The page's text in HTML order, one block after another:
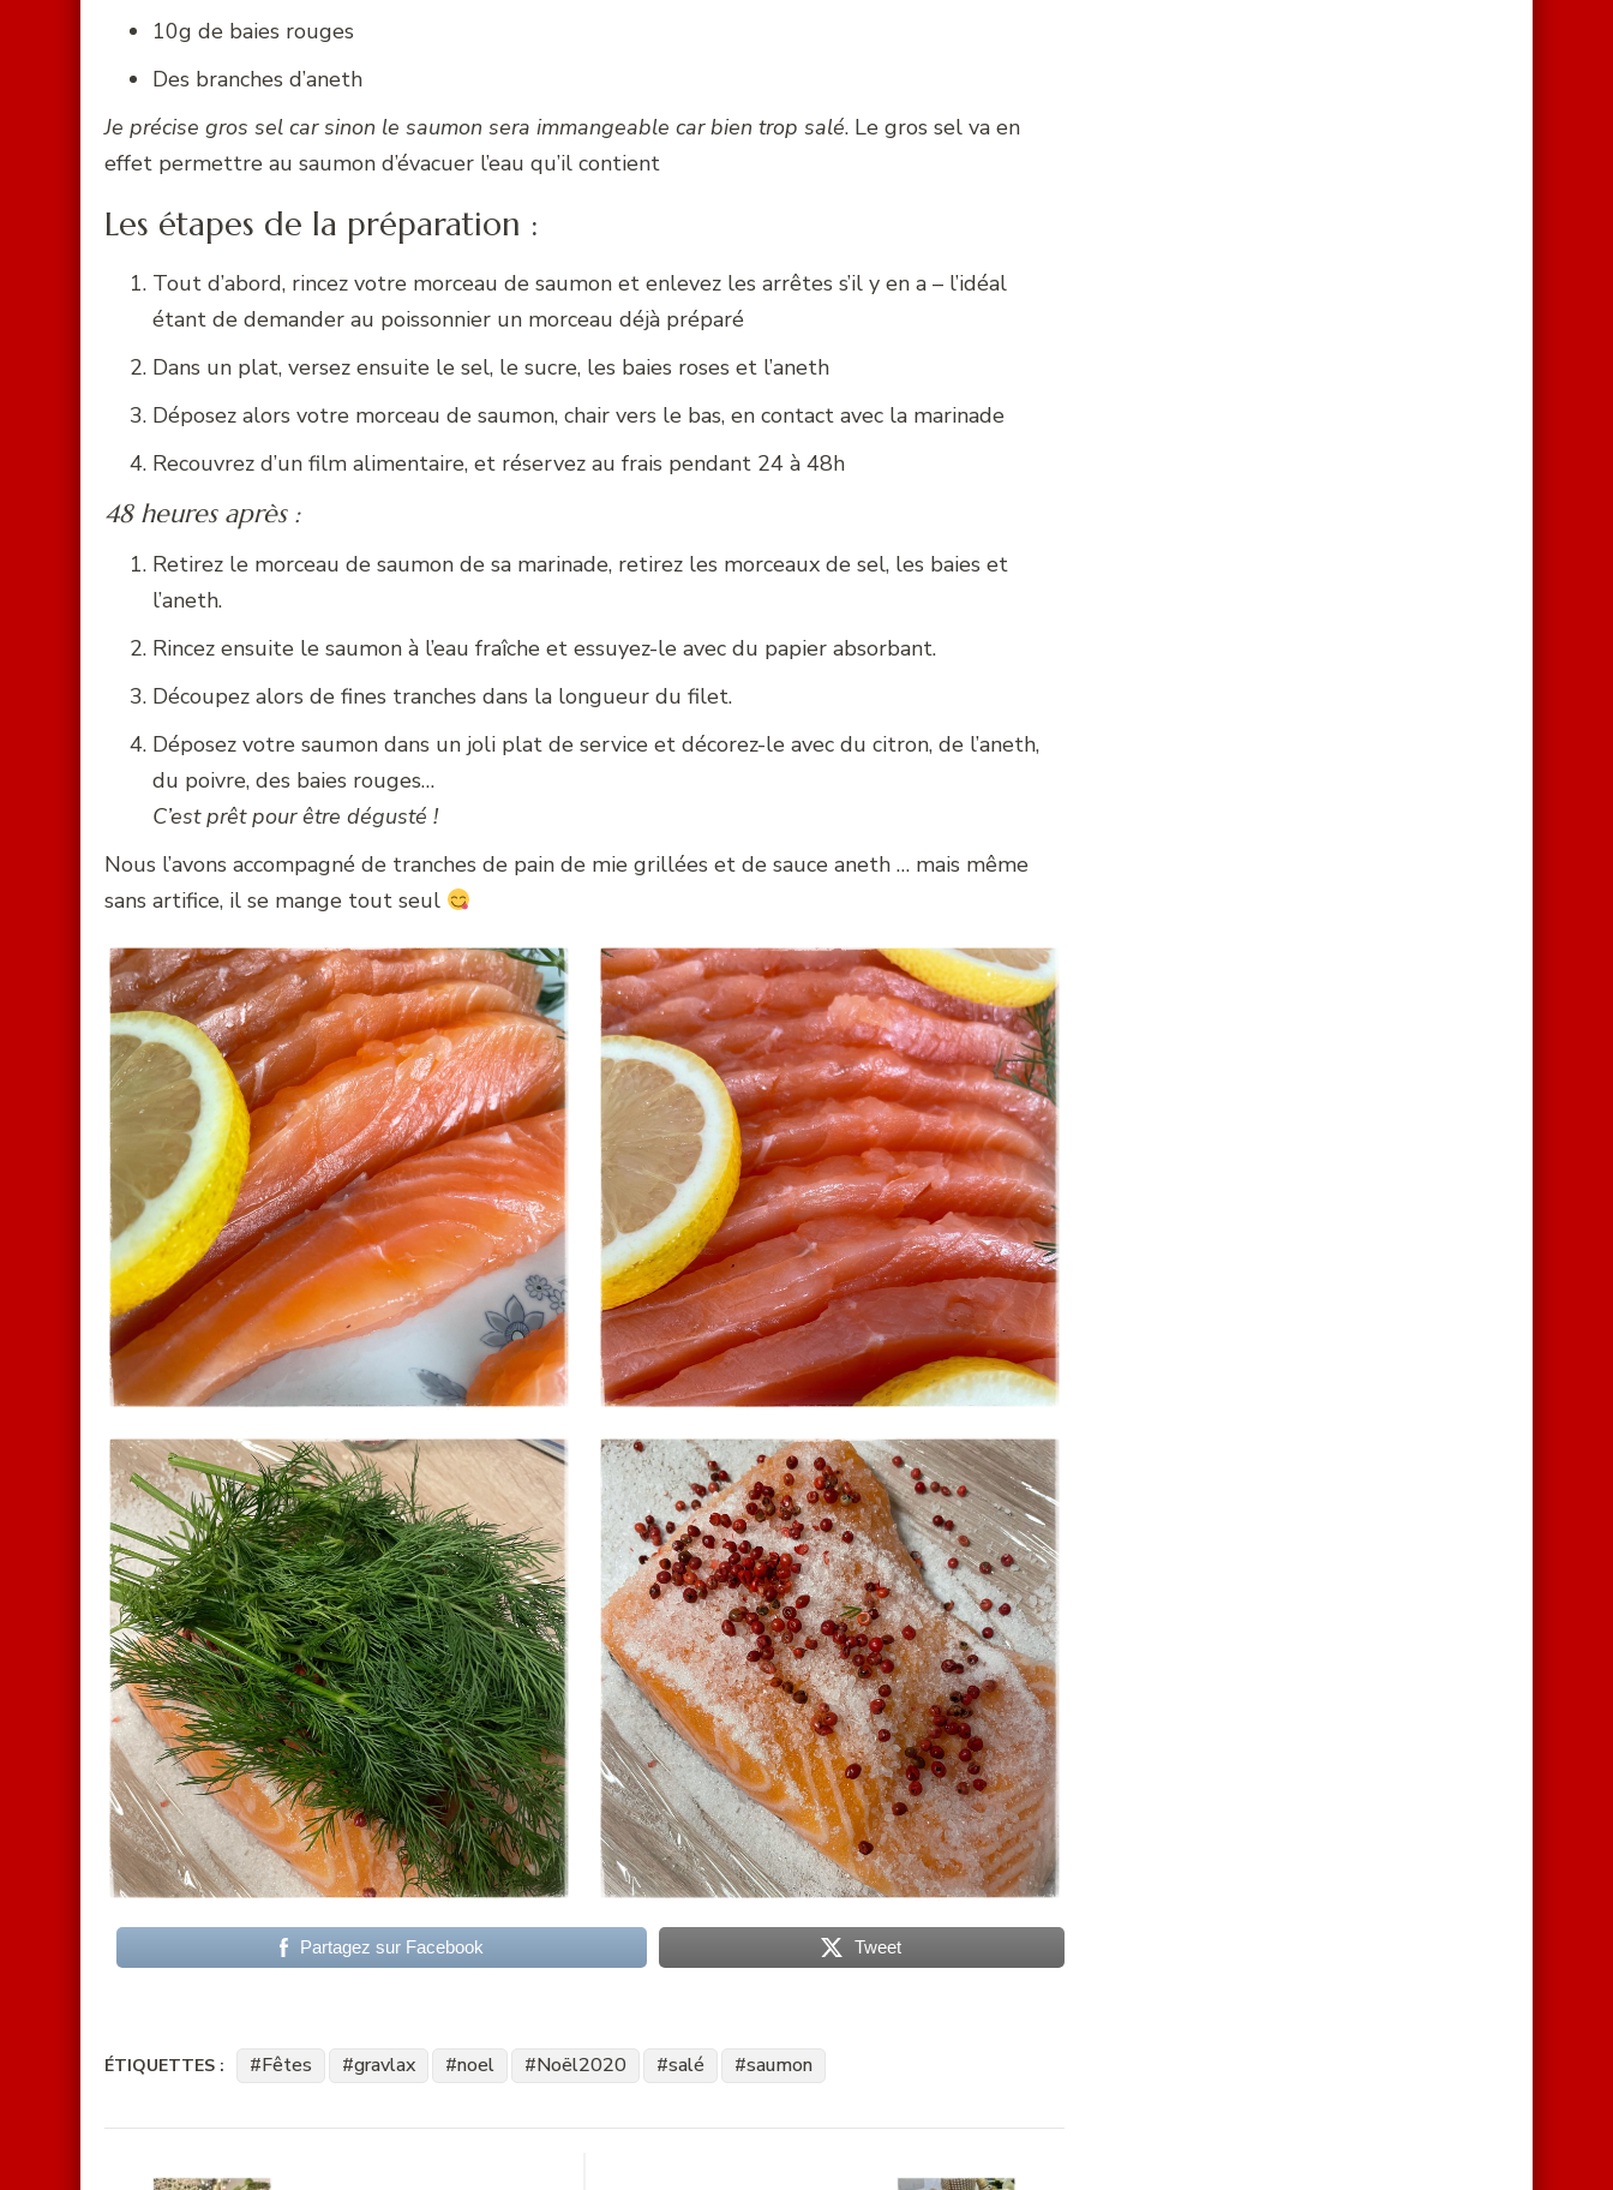
10g de baies rouges
Des branches d’aneth
Je précise gros sel car sinon le saumon sera immangeable car bien trop salé. Le gros sel va en
effet permettre au saumon d’évacuer l’eau qu’il contient
Les étapes de la préparation :
Tout d’abord, rincez votre morceau de saumon et enlevez les arrêtes s’il y en a – l’idéal
étant de demander au poissonnier un morceau déjà préparé
Dans un plat, versez ensuite le sel, le sucre, les baies roses et l’aneth
Déposez alors votre morceau de saumon, chair vers le bas, en contact avec la marinade
Recouvrez d’un film alimentaire, et réservez au frais pendant 24 à 48h
48 heures après :
Retirez le morceau de saumon de sa marinade, retirez les morceaux de sel, les baies et
l’aneth.
Rincez ensuite le saumon à l’eau fraîche et essuyez-le avec du papier absorbant.
Découpez alors de fines tranches dans la longueur du filet.
Déposez votre saumon dans un joli plat de service et décorez-le avec du citron, de l’aneth,
du poivre, des baies rouges…
C’est prêt pour être dégusté !
Nous l’avons accompagné de tranches de pain de mie grillées et de sauce aneth … mais même
sans artifice, il se mange tout seul
Partagez sur Facebook Tweet
ÉTIQUETTES : Fêtes gravlax noel Noël2020 salé saumon